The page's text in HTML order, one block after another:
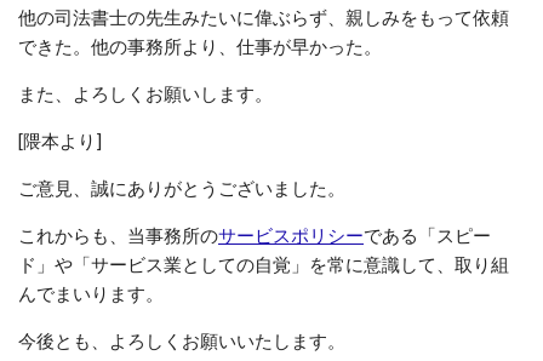
他の司法書士の先生みたいに偉ぶらず、親しみをもって依頼
できた。他の事務所より、仕事が早かった。
また、よろしくお願いします。
[隈本より]
ご意見、誠にありがとうございました。
これからも、当事務所のサービスポリシーである「スピー
ド」や「サービス業としての自覚」を常に意識して、取り組
んでまいります。
今後とも、よろしくお願いいたします。